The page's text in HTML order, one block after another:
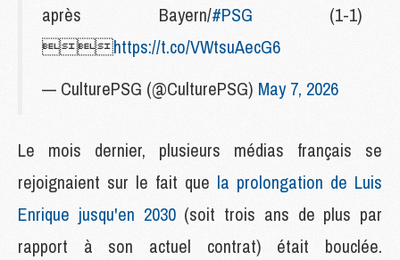
après Bayern/#PSG (1-1)
https://t.co/VWtsuAecG6
— CulturePSG (@CulturePSG) May 7, 2026
Le mois dernier, plusieurs médias français se
rejoignaient sur le fait que la prolongation de Luis
Enrique jusqu'en 2030(soit trois ans de plus par
rapport à son actuel contrat) était bouclée.